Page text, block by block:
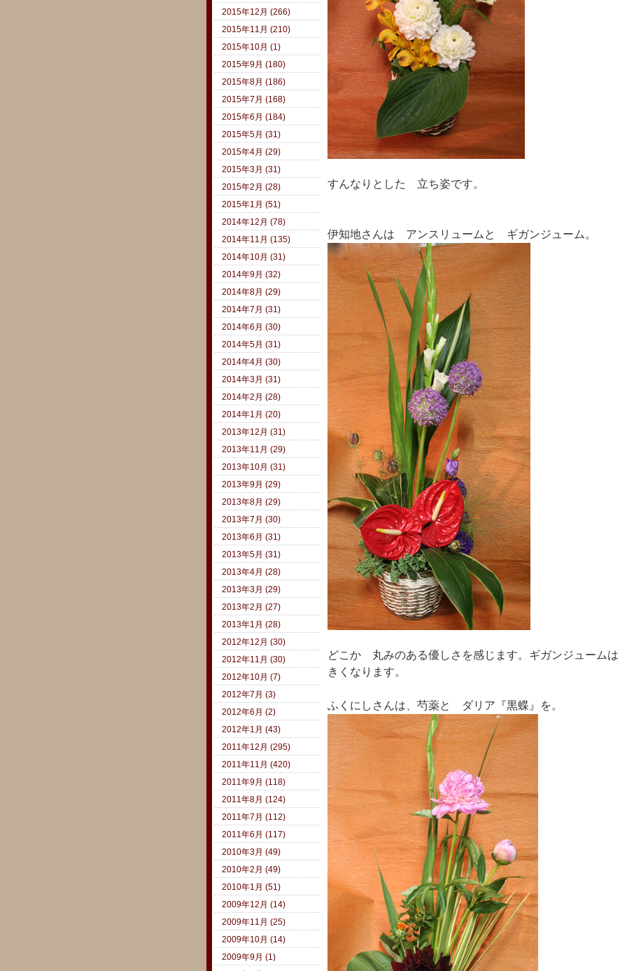
すんなりとした 立ち姿です。
伊知地さんは アンスリュームと ギガンジューム。
どこか 丸みのある優しさを感じます。ギガンジュームは
きくなります。
ふくにしさんは、芍薬と ダリア『黒蝶』を。
2015年12月 (266)
2015年11月 (210)
2015年10月 (1)
2015年9月 (180)
2015年8月 (186)
2015年7月 (168)
2015年6月 (184)
2015年5月 (31)
2015年4月 (29)
2015年3月 (31)
2015年2月 (28)
2015年1月 (51)
2014年12月 (78)
2014年11月 (135)
2014年10月 (31)
2014年9月 (32)
2014年8月 (29)
2014年7月 (31)
2014年6月 (30)
2014年5月 (31)
2014年4月 (30)
2014年3月 (31)
2014年2月 (28)
2014年1月 (20)
2013年12月 (31)
2013年11月 (29)
2013年10月 (31)
2013年9月 (29)
2013年8月 (29)
2013年7月 (30)
2013年6月 (31)
2013年5月 (31)
2013年4月 (28)
2013年3月 (29)
2013年2月 (27)
2013年1月 (28)
2012年12月 (30)
2012年11月 (30)
2012年10月 (7)
2012年7月 (3)
2012年6月 (2)
2012年1月 (43)
2011年12月 (295)
2011年11月 (420)
2011年9月 (118)
2011年8月 (124)
2011年7月 (112)
2011年6月 (117)
2010年3月 (49)
2010年2月 (49)
2010年1月 (51)
2009年12月 (14)
2009年11月 (25)
2009年10月 (14)
2009年9月 (1)